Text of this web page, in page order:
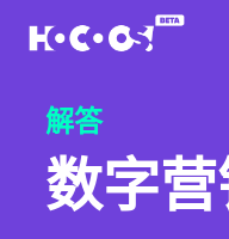
解答
数字